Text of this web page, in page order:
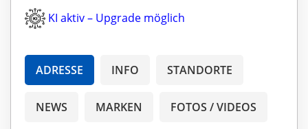
KI aktiv – Upgrade möglich
ADRESSE INFO STANDORTE
NEWS MARKEN FOTOS / VIDEOS